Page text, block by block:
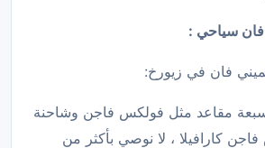
فان سياحي :
فان في زيورخ:
مقاعد مثل فولكس فاجن وشاحنة
كارافيلا ، لا نوصي بأكثر من